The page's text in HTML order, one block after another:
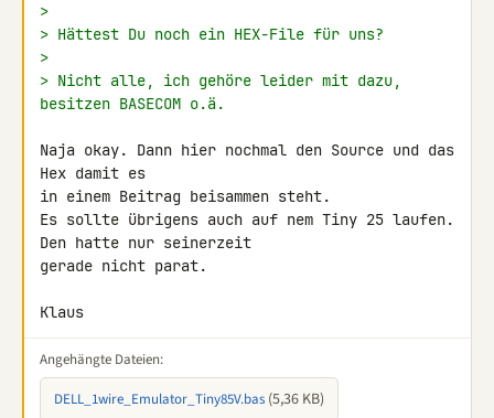
>
> Hättest Du noch ein HEX-File für uns?
>
> Nicht alle, ich gehöre leider mit dazu,
besitzen BASECOM o.ä.
Naja okay. Dann hier nochmal den Source und das
Hex damit es
in einem Beitrag beisammen steht.
Es sollte übrigens auch auf nem Tiny 25 laufen.
Den hatte nur seinerzeit
gerade nicht parat.
Klaus
Angehängte Dateien:
DELL_1wire_Emulator_Tiny85V.bas (5,36 KB)